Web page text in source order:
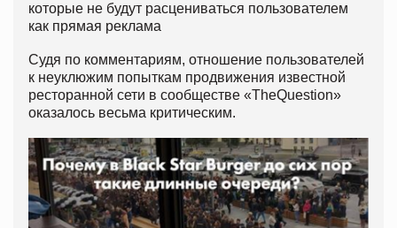
которые не будут расцениваться пользователем
как прямая реклама
Судя по комментариям, отношение пользователей
к неуклюжим попыткам продвижения известной
ресторанной сети в сообществе «TheQuestion»
оказалось весьма критическим.